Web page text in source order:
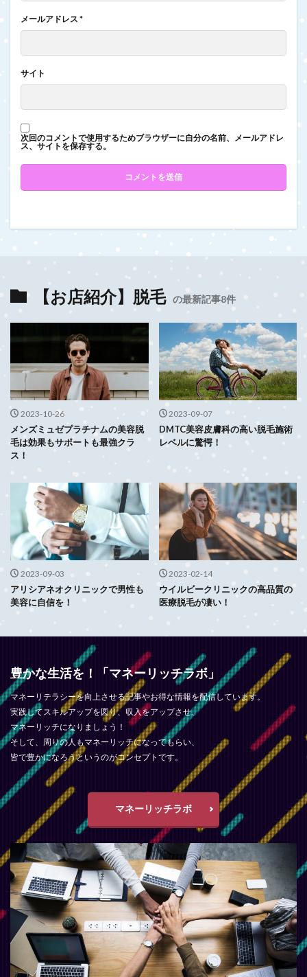
メールアドレス *
サイト
次回のコメントで使用するためブラウザーに自分の名前、メールアドレ
ス、サイトを保存する。
【お店紹介】脱毛 の最新記事8件
2023-10-26
メンズミュゼプラチナムの美容脱
毛は効果もサポートも最強クラ
ス！
2023-09-07
DMTC美容皮膚科の高い脱毛施術
レベルに驚愕！
2023-09-03
アリシアネオクリニックで男性も
美容に自信を！
2023-02-14
ウイルビークリニックの高品質の
医療脱毛が凄い！
豊かな生活を！「マネーリッチラボ」
マネーリテラシーを向上させる記事やお得な情報を配信しています。
実践してスキルアップを図り、収入をアップさせ、
マネーリッチになりましょう！
そして、周りの人もマネーリッチになってもらい、
皆で豊かになろうというのがコンセプトです。
マネーリッチラボ